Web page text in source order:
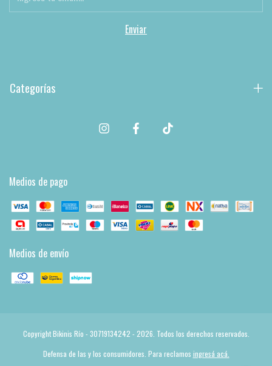
Categorías
Medios de pago
Medios de envío
Copyright Bikinis Río - 30719134242 - 2026. Todos los derechos reservados.
Defensa de las y los consumidores. Para reclamos ingresá acá.